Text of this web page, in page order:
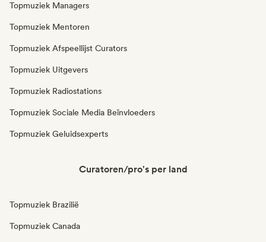
Topmuziek Managers
Topmuziek Mentoren
Topmuziek Afspeellijst Curators
Topmuziek Uitgevers
Topmuziek Radiostations
Topmuziek Sociale Media Beïnvloeders
Topmuziek Geluidsexperts
Curatoren/pro's per land
Topmuziek Brazilië
Topmuziek Canada